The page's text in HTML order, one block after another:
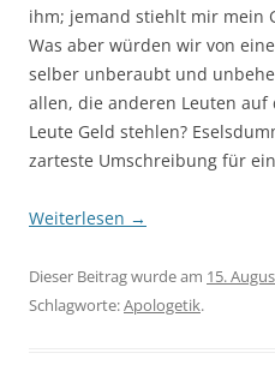
ihm; jemand stiehlt mir mein
Was aber würden wir von
selber unberaubt und
allen, die anderen Leuten
Leute Geld stehlen?
zarteste Umschreibung für
Weiterlesen →
Dieser Beitrag wurde am 15.
Schlagworte:Apologetik.